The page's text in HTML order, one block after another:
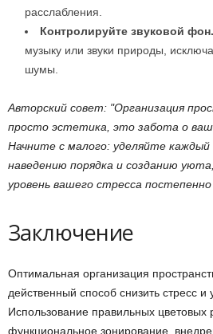
расслабления.
Контролируйте звуковой фон.
музыку или звуки природы,
шумы.
Авторский совет: Организация
просто эстетика, это забота о
Начните с малого: уделяйте каждый
наведению порядка и созданию
уровень вашего стресса
Заключение
Оптимальная организация
действенный способ снизить стресс и
Использование правильных цветовых
функциональное зонирование,